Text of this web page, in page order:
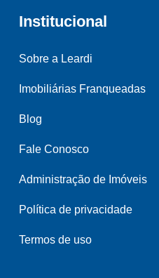
Institucional
Sobre a Leardi
Imobiliárias Franqueadas
Blog
Fale Conosco
Administração de Imóveis
Política de privacidade
Termos de uso